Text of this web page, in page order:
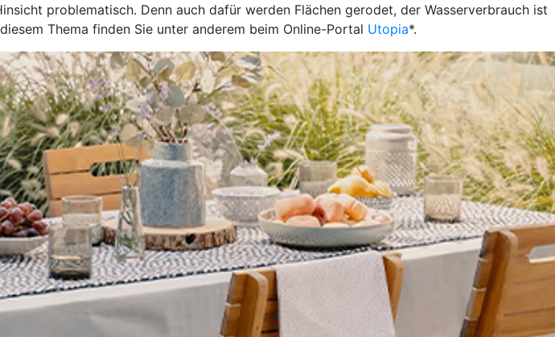
problematisch. Denn auch dafür werden Flächen gerodet, der Wasserverbrauch ist
Thema finden Sie unter anderem beim Online-Portal Utopia*.